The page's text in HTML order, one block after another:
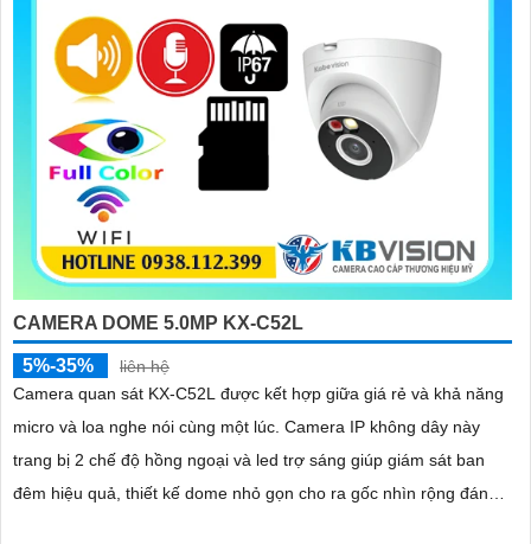
CAMERA DOME 5.0MP KX-C52L
5%-35%
liên hệ
Camera quan sát KX-C52L được kết hợp giữa giá rẻ và khả năng
micro và loa nghe nói cùng một lúc. Camera IP không dây này
trang bị 2 chế độ hồng ngoại và led trợ sáng giúp giám sát ban
đêm hiệu quả, thiết kế dome nhỏ gọn cho ra gốc nhìn rộng đáng